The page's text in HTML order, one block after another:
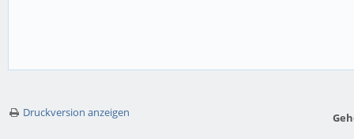
Druckversion anzeigen